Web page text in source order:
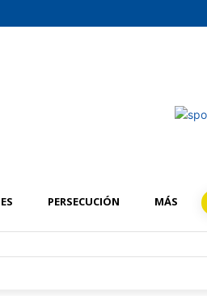
PERSECUCIÓN MÁS